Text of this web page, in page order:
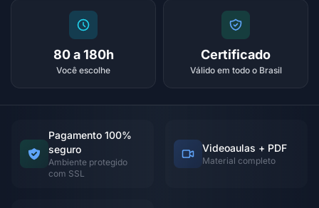
80 a 180h
Você escolhe
Certificado
Válido em todo o Brasil
Pagamento 100%
seguro
Ambiente protegido
com SSL
Videoaulas + PDF
Material completo